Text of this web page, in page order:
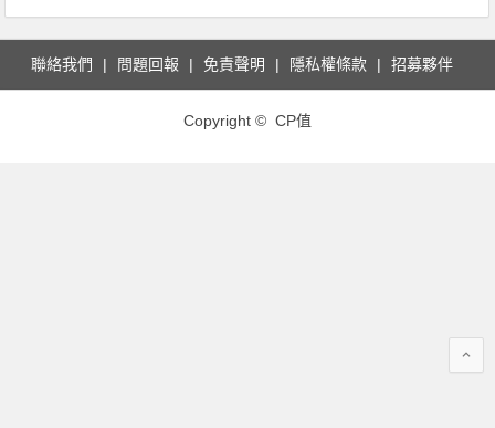
聯絡我們 問題回報 免責聲明 隱私權條款 招募夥伴
Copyright © CP值